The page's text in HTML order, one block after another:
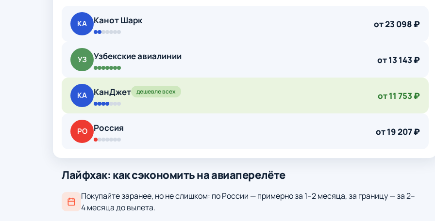
КА Канот Шарк от 23 098 ₽
УЗ Узбекские авиалинии от 13 143 ₽
КА КанДжет дешевле всех от 11 753 ₽
РО Россия от 19 207 ₽
Лайфхак: как сэкономить на авиаперелёте
Покупайте заранее, но не слишком: по России — примерно за 1–2 месяца, за границу — за 2–
4 месяца до вылета.